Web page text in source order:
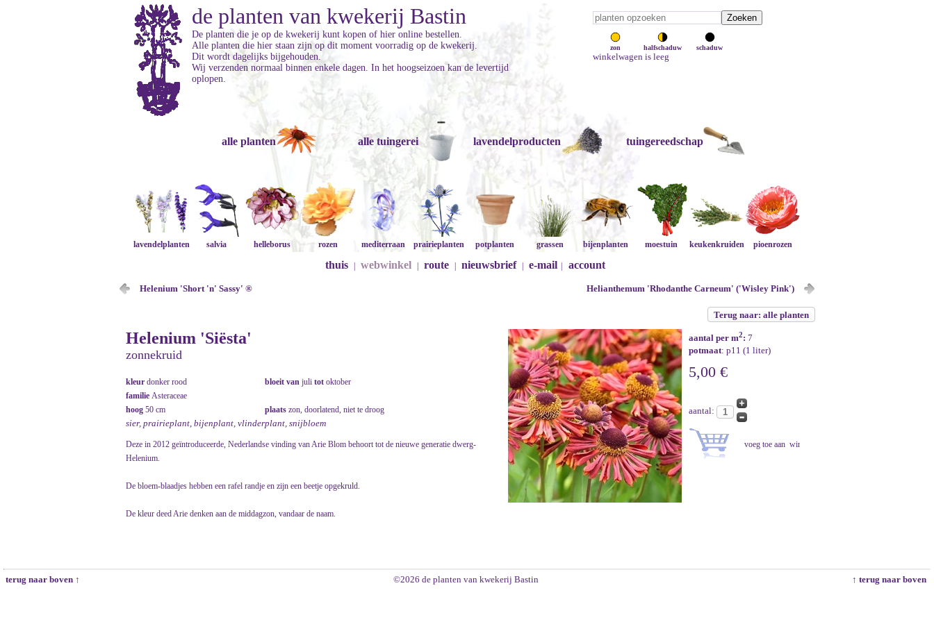
zon halfschaduw schaduw
winkelwagen is leeg
de planten van kwekerij Bastin
De planten die je op de kwekerij kunt kopen of hier online bestellen.
Alle planten die hier staan zijn op dit moment voorradig op de kwekerij.
Dit wordt dagelijks bijgehouden.
Wij verzenden normaal binnen enkele dagen. In het hoogseizoen kan de levertijd
oplopen.
alle planten alle tuingerei lavendelproducten tuingereedschap
lavendelplanten salvia helleborus rozen mediterraan prairieplanten potplanten grassen bijenplanten moestuin keukenkruiden pioenrozen
thuis webwinkel route nieuwsbrief e-mail account
Helenium 'Short 'n' Sassy' ® Helianthemum 'Rhodanthe Carneum' ('Wisley Pink')
Terug naar: alle planten
Helenium 'Siësta'
zonnekruid
kleur donker rood bloeit van juli tot oktober
familie Asteraceae
hoog 50 cm plaats zon, doorlatend, niet te droog
sier, prairieplant, bijenplant, vlinderplant, snijbloem
Deze in 2012 geïntroduceerde, Nederlandse vinding van Arie Blom behoort tot de nieuwe generatie dwerg-
Helenium.
De bloem-blaadjes hebben een rafel randje en zijn een beetje opgekruld.
De kleur deed Arie denken aan de middagzon, vandaar de naam.
aantal per m2: 7
potmaat: p11 (1 liter)
5,00 €
aantal:
terug naar boven ↑ ©2026 de planten van kwekerij Bastin ↑ terug naar boven